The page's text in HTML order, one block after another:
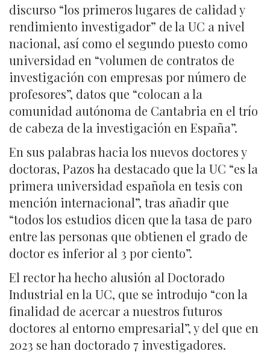
discurso “los primeros lugares de calidad y
rendimiento investigador” de la UC a nivel
nacional, así como el segundo puesto como
universidad en “volumen de contratos de
investigación con empresas por número de
profesores”, datos que “colocan a la
comunidad autónoma de Cantabria en el trío
de cabeza de la investigación en España”.
En sus palabras hacia los nuevos doctores y
doctoras, Pazos ha destacado que la UC “es la
primera universidad española en tesis con
mención internacional”, tras añadir que
“todos los estudios dicen que la tasa de paro
entre las personas que obtienen el grado de
doctor es inferior al 3 por ciento”.
El rector ha hecho alusión al Doctorado
Industrial en la UC, que se introdujo “con la
finalidad de acercar a nuestros futuros
doctores al entorno empresarial”, y del que en
2023 se han doctorado 7 investigadores.